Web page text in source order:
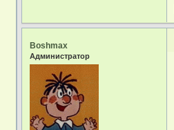
Boshmax
Администратор